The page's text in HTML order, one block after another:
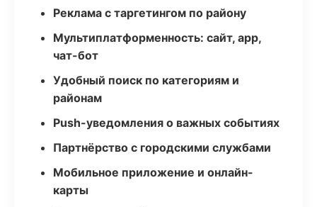
Реклама с таргетингом по району
Мультиплатформенность: сайт, app,
чат-бот
Удобный поиск по категориям и
районам
Push-уведомления о важных событиях
Партнёрство с городскими службами
Мобильное приложение и онлайн-
карты